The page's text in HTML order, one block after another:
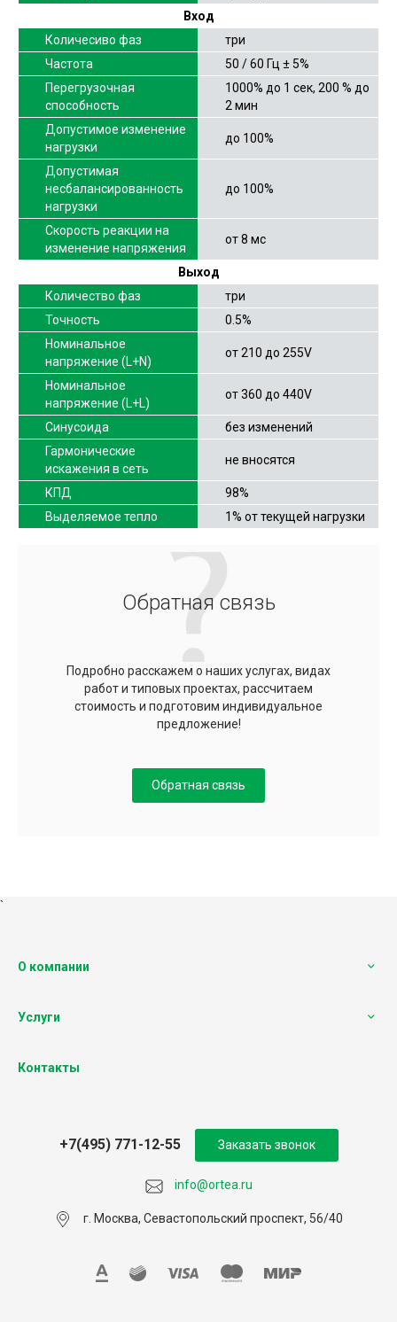
Вход
Количесиво фаз
три
Частота
50 / 60 Гц ± 5%
Перегрузочная
способность
1000% до 1 сек, 200 % до
2 мин
Допустимое изменение
нагрузки
до 100%
Допустимая
несбалансированность
нагрузки
до 100%
Скорость реакции на
изменение напряжения
от 8 мс
Выход
Количество фаз
три
Точность
0.5%
Номинальное
напряжение (L+N)
от 210 до 255V
Номинальное
напряжение (L+L)
от 360 до 440V
Синусоида
без изменений
Гармонические
искажения в сеть
не вносятся
КПД
98%
Выделяемое тепло
1% от текущей нагрузки
Обратная связь
Подробно расскажем о наших услугах, видах
работ и типовых проектах, рассчитаем
стоимость и подготовим индивидуальное
предложение!
Обратная связь
`
О компании
Услуги
Контакты
info@ortea.ru
+7(495) 771-12-55
г. Москва, Севастопольский проспект, 56/40
Заказать звонок